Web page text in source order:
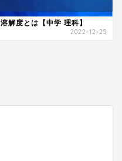
溶解度とは【中学 理科】
2022-12-25